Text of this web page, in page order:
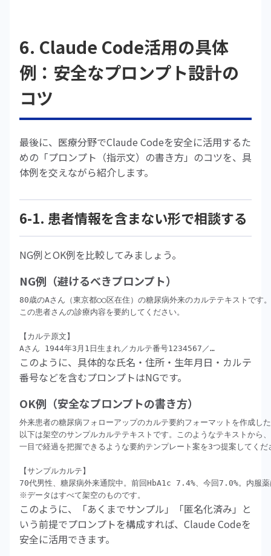
6. Claude Code活用の具体
例：安全なプロンプト設計の
コツ
最後に、医療分野でClaude Codeを安全に活用するた
めの「プロンプト（指示文）の書き方」のコツを、具
体例を交えながら紹介します。
6-1. 患者情報を含まない形で相談する
NG例とOK例を比較してみましょう。
NG例（避けるべきプロンプト）
80歳のAさん（東京都◯◯区在住）の糖尿病外来のカルテテキストです。
この患者さんの診療内容を要約してください。
【カルテ原文】
このように、具体的な氏名・住所・生年月日・カルテ
番号などを含むプロンプトはNGです。
OK例（安全なプロンプトの書き方）
外来患者の糖尿病フォローアップのカルテ要約フォーマットを作成し
以下は架空のサンプルカルテテキストです。このようなテキストから
一目で経過を把握できるような要約テンプレート案を3つ提案してくだ
【サンプルカルテ】
70代男性、糖尿病外来通院中。前回HbA1c 7.4%、今回7.0%。内服
このように、「あくまでサンプル」「匿名化済み」と
いう前提でプロンプトを構成すれば、Claude Codeを
安全に活用できます。